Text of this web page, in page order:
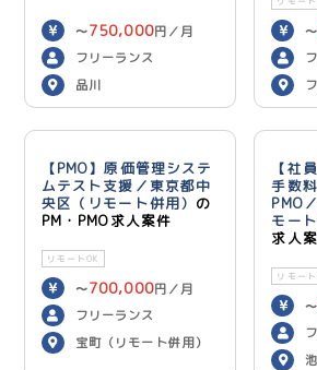
〜750,000円／月
フリーランス
品川
〜
【PMO】原価管理システ
ムテスト支援／東京都中
央区（リモート併用） の
PM・PMO求人案件
リモートOK
〜700,000円／月
フリーランス
宝町（リモート併用）
【社
手数
PMO
モー
求人
リモート
〜